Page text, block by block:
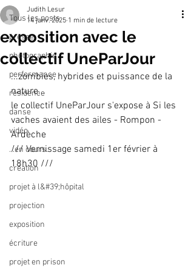
Tous les posts
presse
photographie
performance
résidence
danse
vidéo
...en cours...
création
projet à l&#39;hôpital
projection
exposition
écriture
projet en prison
exposition avec le
collectif UneParJour
Judith Lesur
14 janv. 2025 1 min de lecture
...zombies, hybrides et puissance de la
nature...
le collectif UneParJour s'expose à Si les
vaches avaient des ailes - Rompon -
Ardèche
/// Vernissage samedi 1er février à
18h30 ///